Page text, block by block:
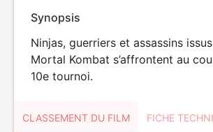
Synopsis
Ninjas, guerriers et assassins
Mortal Kombat s’affrontent au
10e tournoi.
CLASSEMENT DU FILM FICHE